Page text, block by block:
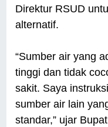
Direktur RSUD
alternatif.
“Sumber air yang
tinggi dan tidak
sakit. Saya
sumber air lain
standar,” ujar